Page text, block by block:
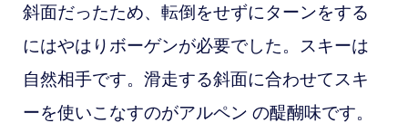
斜面だったため、転倒をせずにターンをする
にはやはりボーゲンが必要でした。スキーは
自然相手です。滑走する斜面に合わせてスキ
ーを使いこなすのがアルペン の醍醐味です。